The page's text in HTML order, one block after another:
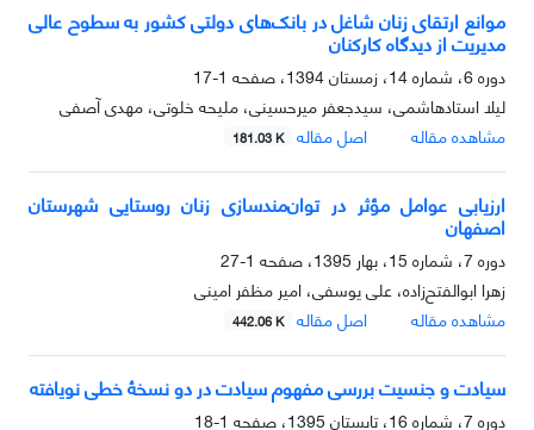
موانع ارتقای زنان شاغل در بانک‌های دولتی کشور به سطوح عالی
مدیریت از دیدگاه کارکنان
دوره 6، شماره 14، زمستان 1394، صفحه
1-17
لیلا استادهاشمی، سیدجعفر میرحسینی، ملیحه خلوتی، مهدی آصفی
مشاهده مقاله
اصل مقاله 181.03 K
ارزیابی عوامل مؤثر در توان‌مندسازی زنان روستایی شهرستان
اصفهان
دوره 7، شماره 15، بهار 1395، صفحه
1-27
زهرا ابوالفتح‌زاده، علی یوسفی، امیر مظفر امینی
مشاهده مقاله
اصل مقاله 442.06 K
سیادت و جنسیت بررسی مفهوم سیادت در دو نسخۀ خطی نویافته
دوره 7، شماره 16، تابستان 1395، صفحه 1-18